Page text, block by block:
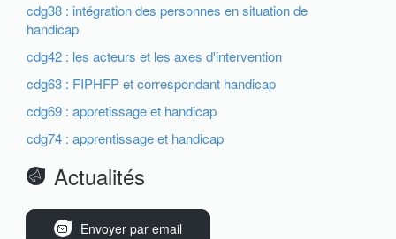
cdg38 : intégration des personnes en situation de
handicap
cdg42 : les acteurs et les axes d'intervention
cdg63 : FIPHFP et correspondant handicap
cdg69 : appretissage et handicap
cdg74 : apprentissage et handicap
Actualités
Envoyer par email